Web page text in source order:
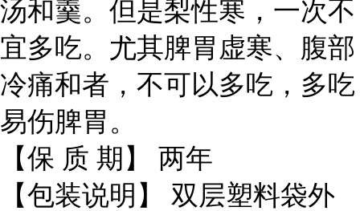
汤和羹。但是梨性寒，一次不
宜多吃。尤其脾胃虚寒、腹部
冷痛和者，不可以多吃，多吃
易伤脾胃。
【保 质 期】 两年
【包装说明】 双层塑料袋外